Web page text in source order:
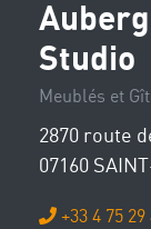
Studio
Meublés et
2870 route
07160
+33 4 75 29